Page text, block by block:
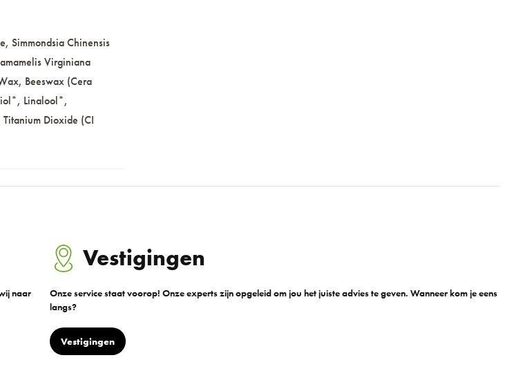
Simmondsia Chinensis
Virginiana
Beeswax (Cera
Linalool*,
Dioxide (CI
naar
Vestigingen
Onze service staat voorop! Onze experts zijn opgeleid om jou het juiste advies te geven. Wanneer kom je eens
langs?
Vestigingen